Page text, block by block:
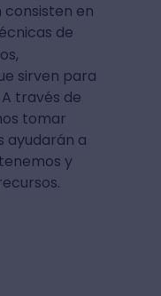
consisten en
de
sirven para
través de
tomar
ayudarán a
y